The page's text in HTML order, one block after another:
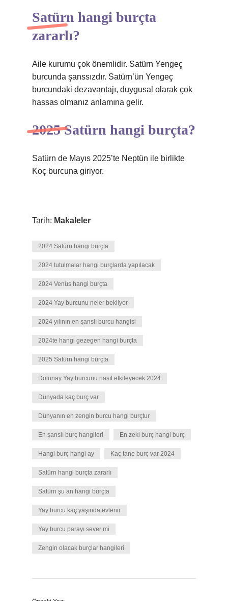
Satürn hangi burçta
zararlı?
Aile kurumu çok önemlidir. Satürn Yengeç
burcunda şanssızdır. Satürn’ün Yengeç
burcundaki dezavantajı, duygusal olarak çok
hassas olmanız anlamına gelir.
2025 Satürn hangi burçta?
Satürn de Mayıs 2025’te Neptün ile birlikte
Koç burcuna giriyor.
Tarih: Makaleler
2024 Satürn hangi burçta
2024 tutulmalar hangi burçlarda yapılacak
2024 Venüs hangi burçta
2024 Yay burcunu neler bekliyor
2024 yılının en şanslı burcu hangisi
2024te hangi gezegen hangi burçta
2025 Satürn hangi burçta
Dolunay Yay burcunu nasıl etkileyecek 2024
Dünyada kaç burç var
Dünyanın en zengin burcu hangi burçtur
En şanslı burç hangileri En zeki burç hangi burç
Hangi burç hangi ay Kaç tane burç var 2024
Satürn hangi burçta zararlı
Satürn şu an hangi burçta
Yay burcu kaç yaşında evlenir
Yay burcu parayı sever mi
Zengin olacak burçlar hangileri